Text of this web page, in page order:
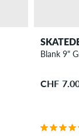
Blank 9"
CHF